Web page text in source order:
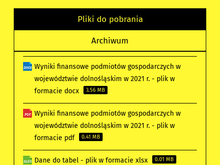
Pliki do pobrania
Archiwum
Wyniki finansowe podmiotów gospodarczych w
województwie dolnośląskim w 2021 r. - plik w
formacie docx
3.56 MB
Wyniki finansowe podmiotów gospodarczych w
województwie dolnośląskim w 2021 r. - plik w
formacie pdf
0.41 MB
Dane do tabel - plik w formacie xlsx 0.01 MB